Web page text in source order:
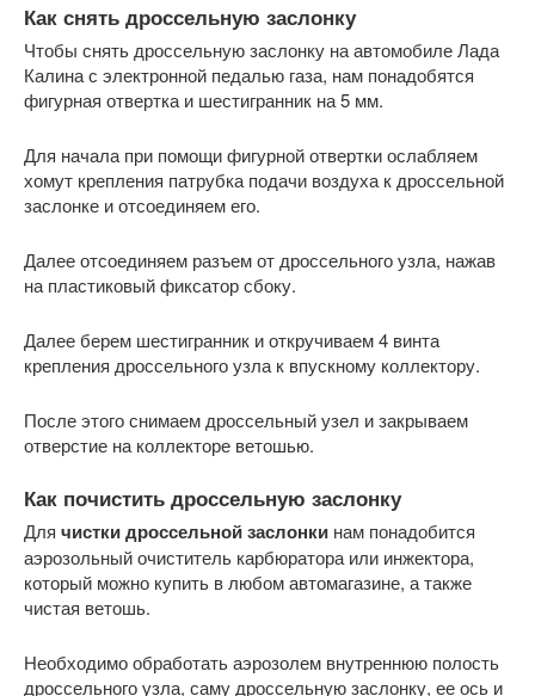
Как снять дроссельную заслонку
Чтобы снять дроссельную заслонку на автомобиле Лада
Калина с электронной педалью газа, нам понадобятся
фигурная отвертка и шестигранник на 5 мм.
Для начала при помощи фигурной отвертки ослабляем
хомут крепления патрубка подачи воздуха к дроссельной
заслонке и отсоединяем его.
Далее отсоединяем разъем от дроссельного узла, нажав
на пластиковый фиксатор сбоку.
Далее берем шестигранник и откручиваем 4 винта
крепления дроссельного узла к впускному коллектору.
После этого снимаем дроссельный узел и закрываем
отверстие на коллекторе ветошью.
Как почистить дроссельную заслонку
Для чистки дроссельной заслонки нам понадобится
аэрозольный очиститель карбюратора или инжектора,
который можно купить в любом автомагазине, а также
чистая ветошь.
Необходимо обработать аэрозолем внутреннюю полость
дроссельного узла, саму дроссельную заслонку, ее ось и